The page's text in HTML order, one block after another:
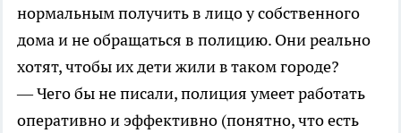
нормальным получить в лицо у собственного
дома и не обращаться в полицию. Они реально
хотят, чтобы их дети жили в таком городе?
— Чего бы не писали, полиция умеет работать
оперативно и эффективно (понятно, что есть